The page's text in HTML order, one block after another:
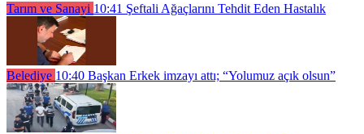
Tarım ve Sanayi 10:41 Şeftali Ağaçlarını Tehdit Eden Hastalık
Belediye 10:40 Başkan Erkek imzayı attı; “Yolumuz açık olsun”